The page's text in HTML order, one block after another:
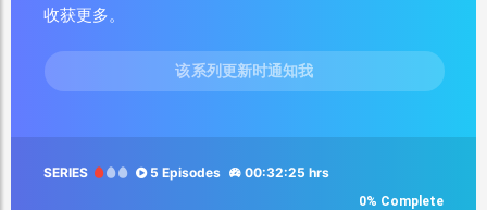
收获更多。
该系列更新时通知我
SERIES 5 Episodes 00:32:25 hrs
0% Complete